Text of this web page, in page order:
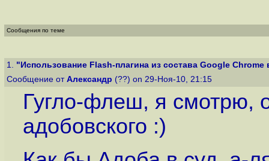
Сообщения по теме
1. "Использование Flash-плагина из состава Google Chrome
Сообщение от Александр (??) on 29-Ноя-10, 21:15
Гугло-флеш, я смотрю,
адобовского :)